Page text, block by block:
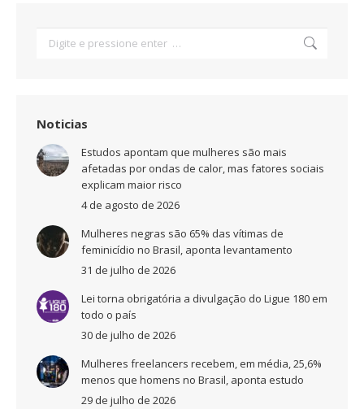
Noticias
Estudos apontam que mulheres são mais
afetadas por ondas de calor, mas fatores sociais
explicam maior risco
4 de agosto de 2026
Mulheres negras são 65% das vítimas de
feminicídio no Brasil, aponta levantamento
31 de julho de 2026
Lei torna obrigatória a divulgação do Ligue 180 em
todo o país
30 de julho de 2026
Mulheres freelancers recebem, em média, 25,6%
menos que homens no Brasil, aponta estudo
29 de julho de 2026